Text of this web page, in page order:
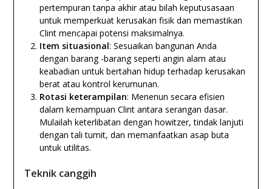
pertempuran tanpa akhir atau bilah keputusasaan
untuk memperkuat kerusakan fisik dan memastikan
Clint mencapai potensi maksimalnya.
Item situasional: Sesuaikan bangunan Anda
dengan barang -barang seperti angin alam atau
keabadian untuk bertahan hidup terhadap kerusakan
berat atau kontrol kerumunan.
Rotasi keterampilan: Menenun secara efisien
dalam kemampuan Clint antara serangan dasar.
Mulailah keterlibatan dengan howitzer, tindak lanjuti
dengan tali tumit, dan memanfaatkan asap buta
untuk utilitas.
Teknik canggih